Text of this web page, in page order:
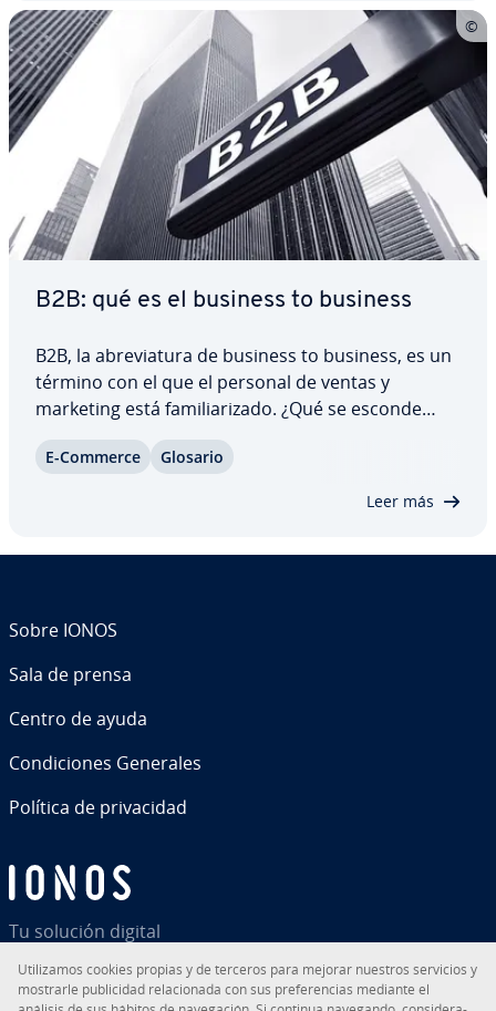
B2B: qué es el business to business
B2B, la abre­via­tu­ra de business to business, es un
término con el que el personal de ventas y
marketing está fa­mi­lia­ri­za­do. ¿Qué se esconde
empresa B2B llegar a sus clientes co­me­r­cia­les en
E-Commerce Glosario
Leer más
Tu solución digital
Sobre IONOS
Sala de prensa
Centro de ayuda
Co­n­di­cio­nes Generales
Política de pri­va­ci­dad
Uti­li­za­mos cookies propias y de terceros para mejorar nuestros servicios y
mostrarle pu­bli­ci­dad re­la­cio­na­da con sus pre­fe­re­n­cias mediante el